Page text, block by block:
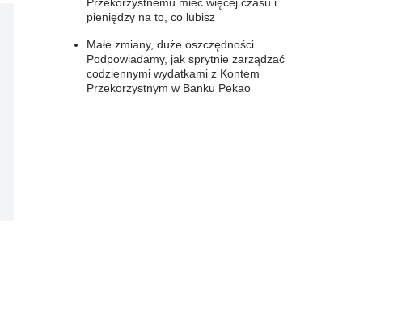
pieniędzy na to, co lubisz
Małe zmiany, duże oszczędności.
Podpowiadamy, jak sprytnie zarządzać
codziennymi wydatkami z Kontem
Przekorzystnym w Banku Pekao